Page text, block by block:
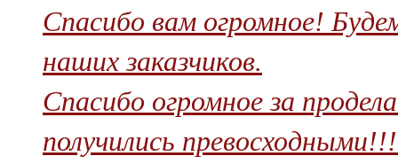
Спасибо вам огромное!
наших заказчиков.
Спасибо огромное за
получились